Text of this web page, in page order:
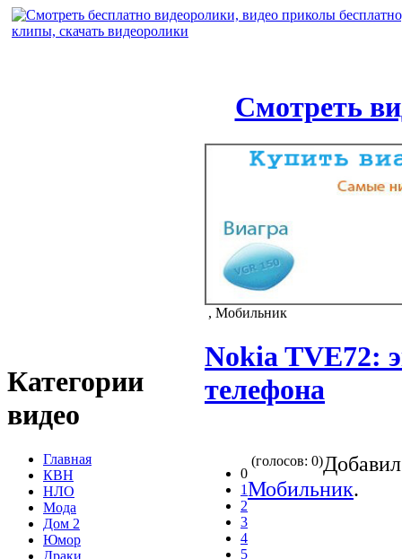
Смотреть
Категории
видео
Главная
КВН
НЛО
Мода
Дом 2
Юмор
Драки
, Мобильник
Nokia TVE72:
телефона
0
1
2
3
4
5
(голосов: 0)
Мобильник.